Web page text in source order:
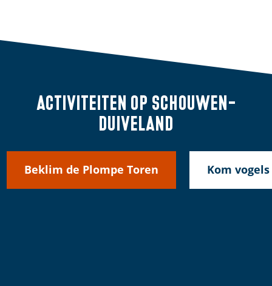
Activiteiten op Schouwen-
Duiveland
Beklim de Plompe Toren Kom